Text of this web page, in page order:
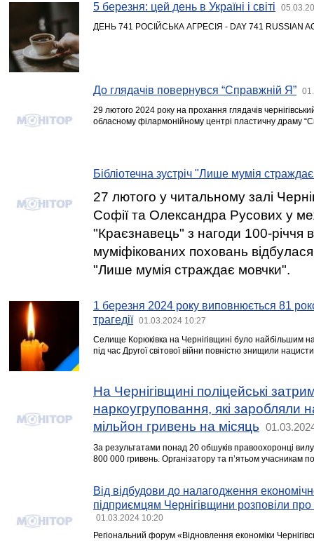
5 березня: цей день в Україні і світі
ДЕНЬ 741 РОСІЙСЬКА АГРЕСІЯ - DAY 741 RUSSIAN
До глядачів повернувся “Справжній Я”
29 лютого 2024 року на прохання глядачів
обласному філармонійному центрі пластичну драму
Бібліотечна зустріч "Лише мумія
27 лютого у читальному залі
Софії та Олександра Русових у
"Краєзнавець" з нагоди 100-річчя
муміфікованих поховань відбулася
"Лише мумія страждає мовчки".
1 березня 2024 року виповнюється 81
трагедії
01.03.2024 10:27
Селище Корюківка на Чернігівщині було найбільшим
під час Другої світової війни повністю знищили
На Чернігівщині поліцейські
наркоугруповання, які заробляли
мільйон гривень на місяць
За результатами понад 20 обшуків правоохоронці
800 000 гривень. Організатору та п’ятьом учасникам
Від відбудови до налагодження
підприємцям Чернігівщини розповіли про
01.03.2024 10:20
Регіональний форум «Відновлення економіки